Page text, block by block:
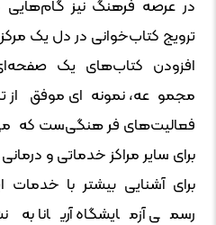
در عرصه فرهنگ نیز گام‌هایی
ترویج کتاب‌خوانی در دل یک
افزودن کتاب‌های یک
مجموعه، نمونه‌ای موفق
فعالیت‌های فرهنگی‌ست که
برای سایر مراکز خدماتی و
برای آشنایی بیشتر با
رسمی آزمایشگاه آریانا به